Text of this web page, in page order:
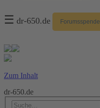
☰ dr-650.de Forumsspende
Zum Inhalt
dr-650.de